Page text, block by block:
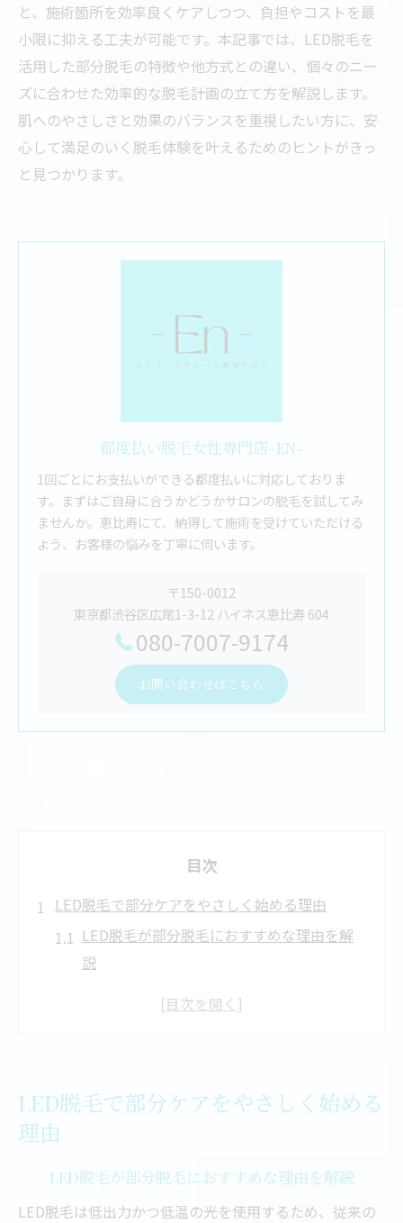
と、施術箇所を効率良くケアしつつ、負担やコストを最
小限に抑える工夫が可能です。本記事では、LED脱毛を
活用した部分脱毛の特徴や他方式との違い、個々のニー
ズに合わせた効率的な脱毛計画の立て方を解説します。
肌へのやさしさと効果のバランスを重視したい方に、安
心して満足のいく脱毛体験を叶えるためのヒントがきっ
と見つかります。
都度払い脱毛女性専門店-EN-
1回ごとにお支払いができる都度払いに対応しておりま
す。まずはご自身に合うかどうかサロンの脱毛を試してみ
ませんか。恵比寿にて、納得して施術を受けていただける
よう、お客様の悩みを丁寧に伺います。
〒150-0012
東京都渋谷区広尾1-3-12 ハイネス恵比寿 604
080-7007-9174
お問い合わせはこちら
目次
LED脱毛で部分ケアをやさしく始める理由
LED脱毛が部分脱毛におすすめな理由を解
説
脱毛初心者でも安心して始めやすいLED脱
脱毛を始める際の肌トラブルリスクを減ら
LED脱毛と他方式のケアの違いを知ろう
LED脱毛で部分ケアをやさしく始める
理由
LED脱毛が部分脱毛におすすめな理由を解説
LED脱毛は低出力かつ低温の光を使用するため、従来の